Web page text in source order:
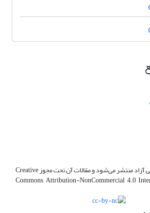
این نشریه با دسترسی آزاد منتشر می‌شود و مقالات آن تحت مجوز Creative
Commons Attribution-NonCommercial 4.0